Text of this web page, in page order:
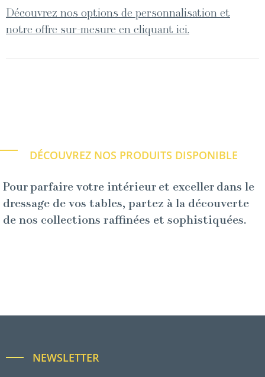
Découvrez nos options de personnalisation et
notre offre sur-mesure en cliquant ici.
DÉCOUVREZ NOS PRODUITS DISPONIBLE
Pour parfaire votre intérieur et exceller dans le
dressage de vos tables, partez à la découverte
de nos collections raffinées et sophistiquées.
NEWSLETTER